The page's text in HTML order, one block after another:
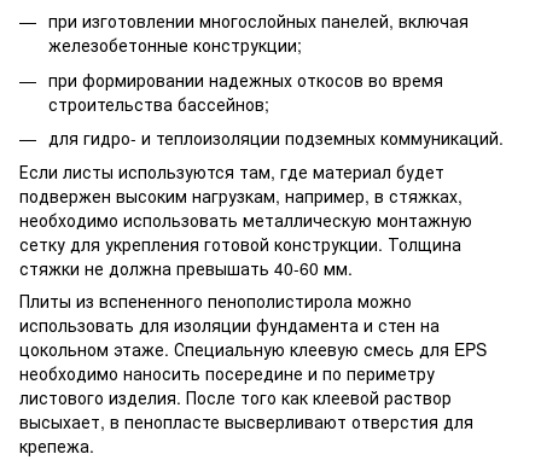
при изготовлении многослойных панелей, включая
железобетонные конструкции;
при формировании надежных откосов во время
строительства бассейнов;
для гидро- и теплоизоляции подземных коммуникаций.
Если листы используются там, где материал будет
подвержен высоким нагрузкам, например, в стяжках,
необходимо использовать металлическую монтажную
сетку для укрепления готовой конструкции. Толщина
стяжки не должна превышать 40-60 мм.
Плиты из вспененного пенополистирола можно
использовать для изоляции фундамента и стен на
цокольном этаже. Специальную клеевую смесь для EPS
необходимо наносить посередине и по периметру
листового изделия. После того как клеевой раствор
высыхает, в пенопласте высверливают отверстия для
крепежа.